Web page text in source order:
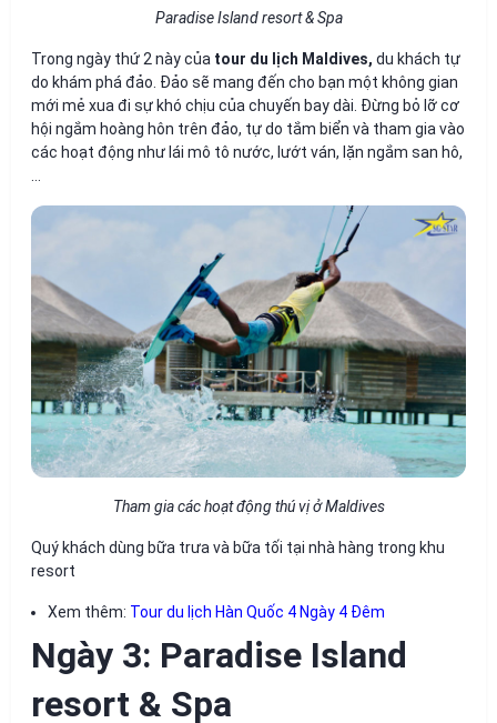
Paradise Island resort & Spa
Trong ngày thứ 2 này của tour du lịch Maldives, du khách tự
do khám phá đảo. Đảo sẽ mang đến cho bạn một không gian
mới mẻ xua đi sự khó chịu của chuyến bay dài. Đừng bỏ lỡ cơ
hội ngắm hoàng hôn trên đảo, tự do tắm biển và tham gia vào
các hoạt động như lái mô tô nước, lướt ván, lặn ngắm san hô,
Tham gia các hoạt động thú vị ở Maldives
Quý khách dùng bữa trưa và bữa tối tại nhà hàng trong khu
resort
Xem thêm: Tour du lịch Hàn Quốc 4 Ngày 4 Đêm
Ngày 3: Paradise Island
resort & Spa